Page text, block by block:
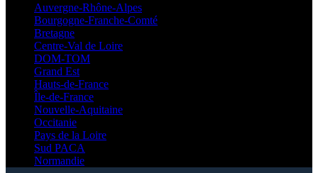
Auvergne-Rhône-Alpes
Bourgogne-Franche-Comté
Bretagne
Centre-Val de Loire
DOM-TOM
Grand Est
Hauts-de-France
Île-de-France
Nouvelle-Aquitaine
Occitanie
Pays de la Loire
Sud PACA
Normandie